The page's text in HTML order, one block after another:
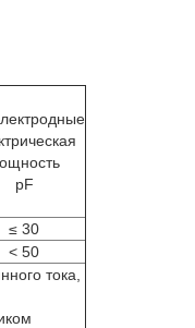
pF
≤ 30
< 50
тока,